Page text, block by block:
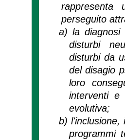
perseguito
a)la diagnosi
disturbi
disturbi da
del disagio
loro
interventi e
evolutiva;
b)l'inclusione,
programmi